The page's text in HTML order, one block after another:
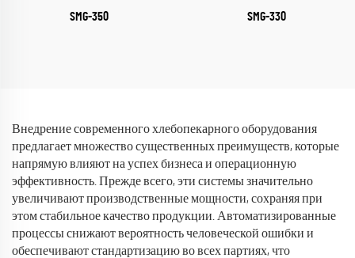
SMG-350 SMG-330
Внедрение современного хлебопекарного оборудования
предлагает множество существенных преимуществ, которые
напрямую влияют на успех бизнеса и операционную
эффективность. Прежде всего, эти системы значительно
увеличивают производственные мощности, сохраняя при
этом стабильное качество продукции. Автоматизированные
процессы снижают вероятность человеческой ошибки и
обеспечивают стандартизацию во всех партиях, что